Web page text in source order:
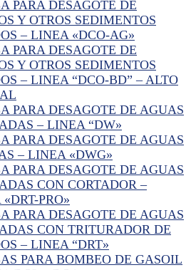
PARA DESAGOTE DE
Y OTROS SEDIMENTOS
– LINEA «DCO-AG»
PARA DESAGOTE DE
Y OTROS SEDIMENTOS
– LINEA “DCO-BD” – ALTO
PARA DESAGOTE DE AGUAS
– LINEA “DW»
PARA DESAGOTE DE AGUAS
– LINEA «DWG»
PARA DESAGOTE DE AGUAS
CON CORTADOR –
PRO»
PARA DESAGOTE DE AGUAS
CON TRITURADOR DE
– LINEA “DRT»
PARA BOMBEO DE GASOIL